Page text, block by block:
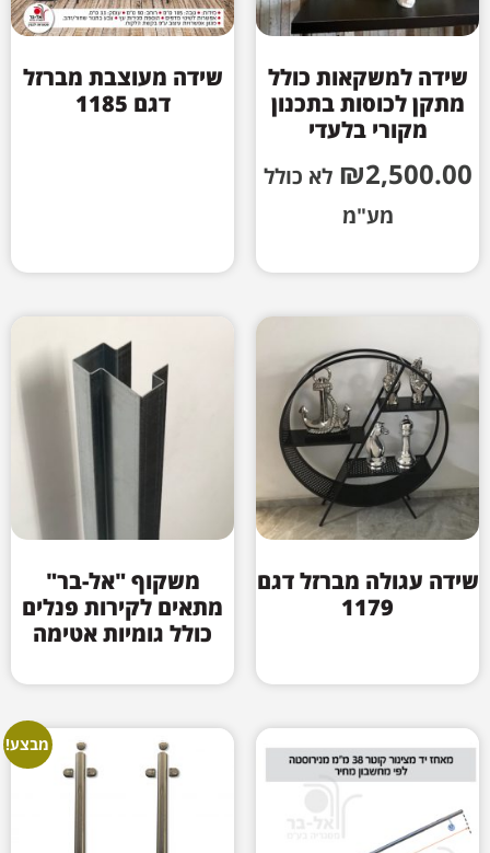
שידה למשקאות כולל
מתקן לכוסות בתכנון
מקורי בלעדי
₪2,500.00
לא כולל
מע"מ
שידה מעוצבת מברזל
דגם 1185
שידה עגולה מברזל דגם
1179
משקוף "אל-בר"
מתאים לקירות פנלים
כולל גומיות אטימה
מבצע!